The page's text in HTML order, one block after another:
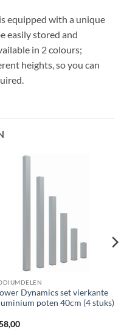
equipped with a unique
easily stored and
in 2 colours;
heights, so you can
Dynamics set vierkante
poten 40cm (4 stuks)